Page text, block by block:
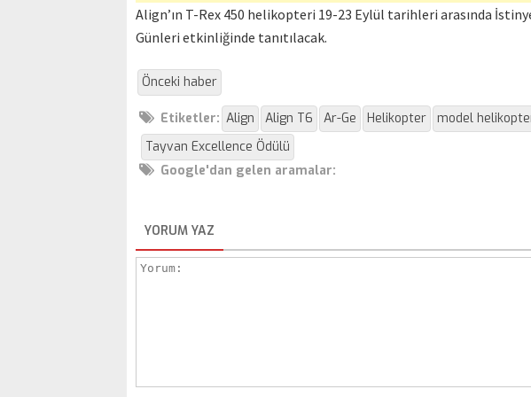
Align’ın T-Rex 450 helikopteri 19-23 Eylül tarihleri arasında
Günleri etkinliğinde tanıtılacak.
Önceki haber
Etiketler: Align Align T6 Ar-Ge Helikopter model
Tayvan Excellence Ödülü
Google'dan gelen aramalar:
YORUM YAZ